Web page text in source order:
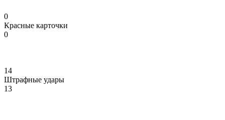
0
Красные карточки
0
14
Штрафные удары
13